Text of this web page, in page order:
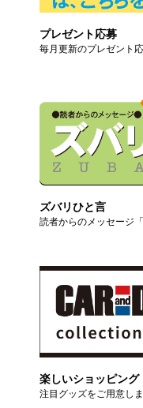
プレゼント応募
毎月更新のプレゼント
ズバリひと言
読者からのメッセージ
楽しいショッピング
注目グッズをご用意し